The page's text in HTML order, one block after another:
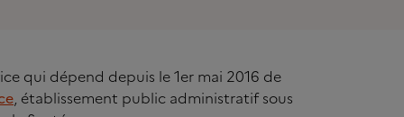
qui dépend depuis le 1er mai 2016 de
, établissement public administratif sous